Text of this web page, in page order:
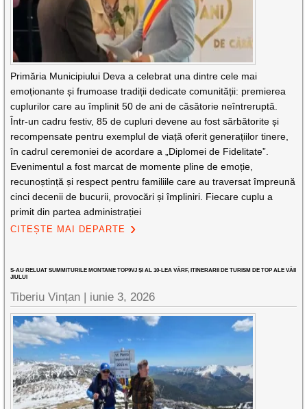
Primăria Municipiului Deva a celebrat una dintre cele mai
emoționante și frumoase tradiții dedicate comunității: premierea
cuplurilor care au împlinit 50 de ani de căsătorie neîntreruptă.
Într-un cadru festiv, 85 de cupluri devene au fost sărbătorite și
recompensate pentru exemplul de viață oferit generațiilor tinere,
în cadrul ceremoniei de acordare a „Diplomei de Fidelitate”.
Evenimentul a fost marcat de momente pline de emoție,
recunoștință și respect pentru familiile care au traversat împreună
cinci decenii de bucurii, provocări și împliniri. Fiecare cuplu a
primit din partea administrației
CITEȘTE MAI DEPARTE
S-AU RELUAT SUMMITURILE MONTANE TOP9VJ ȘI AL 10-LEA VÂRF, ITINERARII DE TURISM DE TOP ALE VĂII
JIULUI
Tiberiu Vințan | iunie 3, 2026